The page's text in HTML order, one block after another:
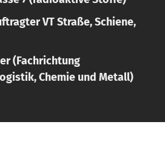
VT Straße, Schiene,
(Fachrichtung
Chemie und Metall)